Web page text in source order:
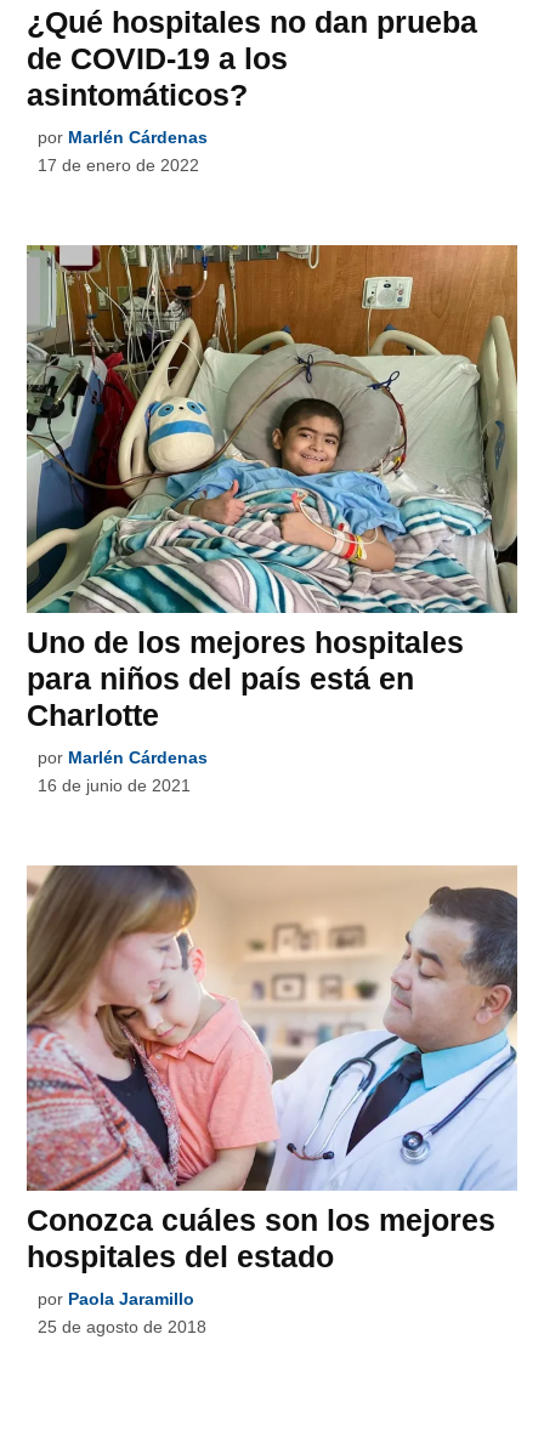
¿Qué hospitales no dan prueba
de COVID-19 a los
asintomáticos?
por Marlén Cárdenas
17 de enero de 2022
Uno de los mejores hospitales
para niños del país está en
Charlotte
por Marlén Cárdenas
16 de junio de 2021
Conozca cuáles son los mejores
hospitales del estado
por Paola Jaramillo
25 de agosto de 2018